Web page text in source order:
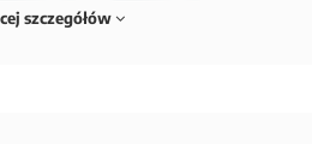
szczegółów